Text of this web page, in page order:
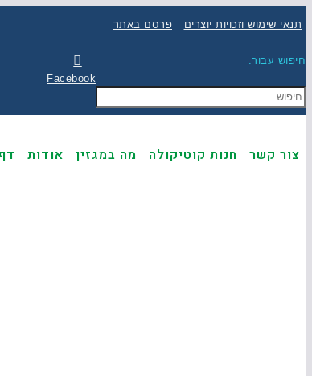
תנאי שימוש וזכויות יוצרים פרסם באתר
חיפוש עבור:
Facebook
אודות מה במגזין חנות קוטיקולה צור קשר